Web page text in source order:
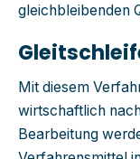
gleichbleibenden
Mit diesem
wirtschaftlich
Bearbeitung